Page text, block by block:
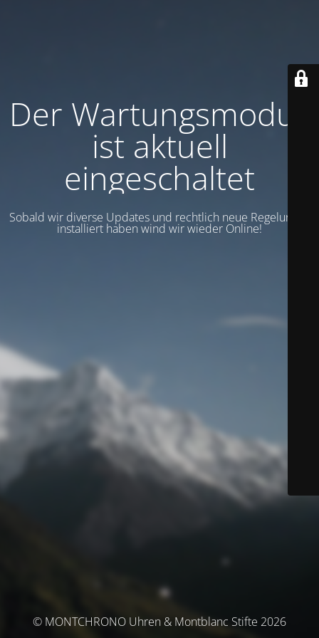
Der Wartungsmodus
ist aktuell
eingeschaltet
Sobald wir diverse Updates und rechtlich neue Regelungen
installiert haben wind wir wieder Online!
© MONTCHRONO Uhren & Montblanc Stifte 2026